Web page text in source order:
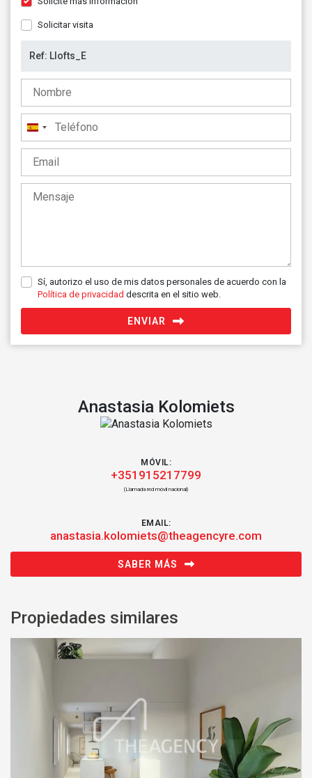
Solicitar visita
España
+34
Sí, autorizo el uso de mis datos personales de acuerdo con la
Política de privacidad descrita en el sitio web.
ENVIAR
Anastasia Kolomiets
MÓVIL:
+351915217799
(Llamada red móvil nacional)
EMAIL:
anastasia.kolomiets@theagencyre.com
SABER MÁS
Propiedades similares